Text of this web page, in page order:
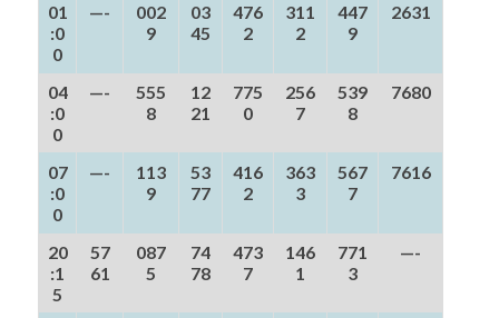
01
:0
0
—-
002
9
03
45
476
2
311
2
447
9
2631
04
:0
0
—-
555
8
12
21
775
0
256
7
539
8
7680
07
:0
0
—-
113
9
53
77
416
2
363
3
567
7
7616
20
:1
5
57
61
087
5
74
78
473
7
146
1
771
3
—-